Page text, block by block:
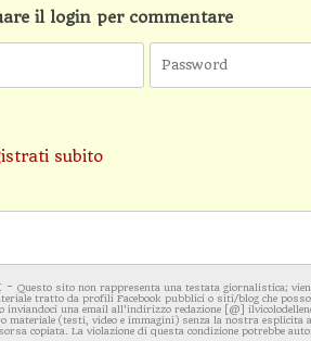
il login per commentare
subito
- Questo sito non rappresenta una testata giornalistica;
tratto da profili Facebook pubblici o siti/blog che
inviandoci una email all'indirizzo redazione [@]
materiale (testi, video e immagini) senza la nostra
copiata. La violazione di questa condizione potrebbe